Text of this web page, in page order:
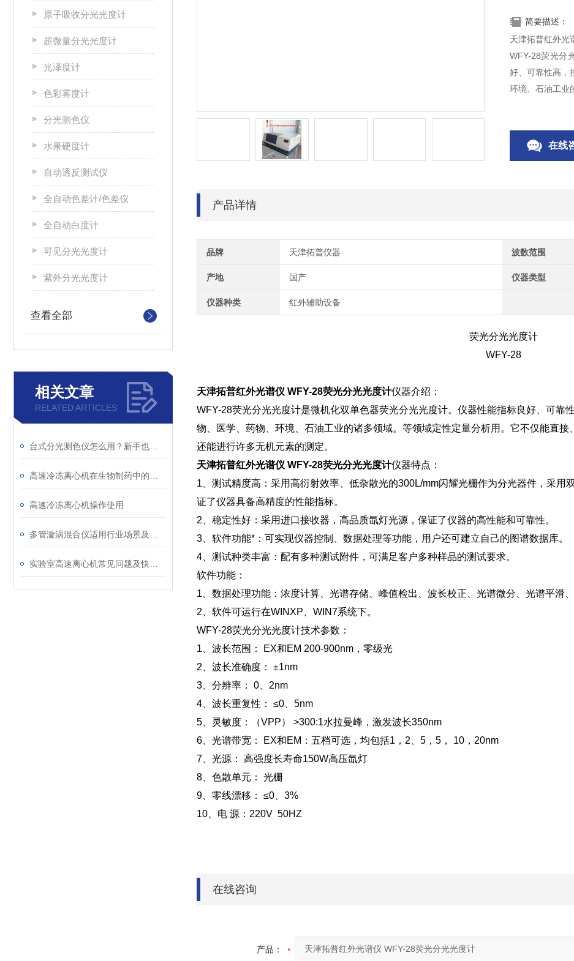
原子吸收分光光度计
超微量分光光度计
光泽度计
色彩雾度计
分光测色仪
水果硬度计
自动透反测试仪
全自动色差计/色差仪
全自动白度计
可见分光光度计
紫外分光光度计
查看全部
相关文章
RELATED ARTICLES
高速冷冻离心机操作使用
简要描述：
天津拓普红外光
WFY-28荧光分
好、可靠性高，
环境、石油工业
在线
产品详情
品牌 天津拓普仪器 波数范围
产地 国产 仪器类型
仪器种类 红外辅助设备
荧光分光光度计
WFY-28
天津拓普红外光谱仪 WFY-28荧光分光光度计仪器介绍：
WFY-28荧光分光光度计是微机化双单色器荧光分光光度计。仪器性能指标良好、可靠
物、医学、药物、环境、石油工业的诸多领域。等领域定性定量分析用。它不仅能直
还能进行许多无机元素的测定。
天津拓普红外光谱仪 WFY-28荧光分光光度计仪器特点：
1、测试精度高：采用高衍射效率、低杂散光的300L/mm闪耀光栅作为分光器件，采用
证了仪器具备高精度的性能指标。
2、稳定性好：采用进口接收器，高品质氙灯光源，保证了仪器的高性能和可靠性。
3、软件功能*：可实现仪器控制、数据处理等功能，用户还可建立自己的图谱数据库。
4、测试种类丰富：配有多种测试附件，可满足客户多种样品的测试要求。
软件功能：
1、数据处理功能：浓度计算、光谱存储、峰值检出、波长校正、光谱微分、光谱平滑、
2、软件可运行在WINXP、WIN7系统下。
WFY-28荧光分光光度计技术参数：
1、波长范围： EX和EM 200-900nm，零级光
2、波长准确度： ±1nm
3、分辨率： 0、2nm
4、波长重复性： ≤0、5nm
5、灵敏度：（VPP） >300:1水拉曼峰，激发波长350nm
6、光谱带宽： EX和EM：五档可选，均包括1，2、5，5， 10，20nm
7、光源： 高强度长寿命150W高压氙灯
8、色散单元： 光栅
9、零线漂移： ≤0、3%
10、电 源：220V 50HZ
在线咨询
产品：